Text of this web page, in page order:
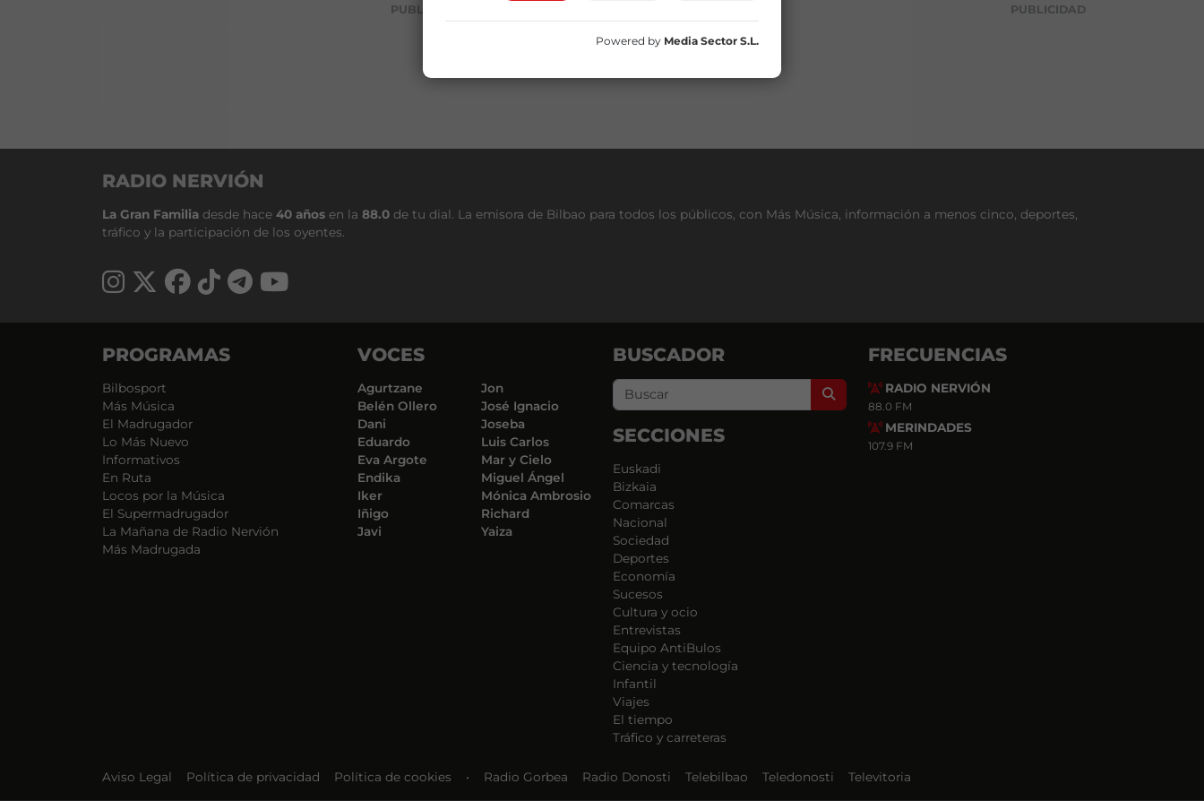
PUBLICIDAD PUBLICIDAD
RADIO NERVIÓN
La Gran Familia desde hace 40 años en la 88.0 de tu dial. La emisora de Bilbao para todos los públicos, con Más Música, información a menos cinco, deportes,
tráfico y la participación de los oyentes.
PROGRAMAS
Bilbosport
Más Música
El Madrugador
Lo Más Nuevo
Informativos
En Ruta
Locos por la Música
El Supermadrugador
La Mañana de Radio Nervión
Más Madrugada
VOCES
Agurtzane
Belén Ollero
Dani
Eduardo
Eva Argote
Endika
Iker
Iñigo
Javi
Jon
José Ignacio
Joseba
Luis Carlos
Mar y Cielo
Miguel Ángel
Mónica Ambrosio
Richard
Yaiza
BUSCADOR
Search
SECCIONES
Euskadi
Bizkaia
Comarcas
Nacional
Sociedad
Deportes
Economía
Sucesos
Cultura y ocio
Entrevistas
Equipo AntiBulos
Ciencia y tecnología
Infantil
Viajes
El tiempo
Tráfico y carreteras
FRECUENCIAS
RADIO NERVIÓN
88.0 FM
MERINDADES
107.9 FM
Aviso Legal Política de privacidad Política de cookies • Radio Gorbea Radio Donosti Telebilbao Teledonosti Televitoria
Powered by Media Sector S.L.